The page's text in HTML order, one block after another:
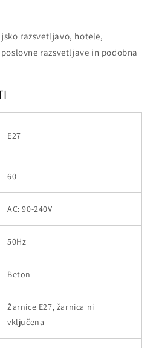
razsvetljavo, hotele,
razsvetljave in podobna
E27
60
AC: 90-240V
50Hz
Beton
Žarnice E27, žarnica ni
vključena